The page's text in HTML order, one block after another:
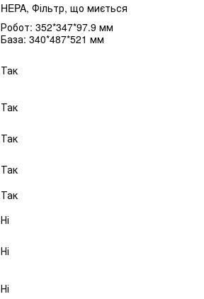
HEPA, Фільтр, що миється
Робот: 352*347*97.9 мм
База: 340*487*521 мм
Так
Так
Так
Так
Так
Ні
Ні
Ні